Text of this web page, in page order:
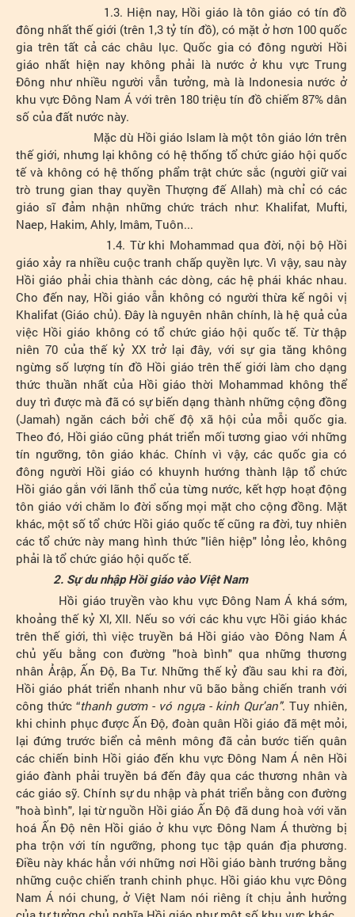
1.3. Hiện nay, Hồi giáo là tôn giáo có tín đồ
đông nhất thế giới (trên 1,3 tỷ tín đồ), có mặt ở hơn 100 quốc
gia trên tất cả các châu lục. Quốc gia có đông người Hồi
giáo nhất hiện nay không phải là nước ở khu vực Trung
Đông như nhiều người vẫn tưởng, mà là Indonesia nước ở
khu vực Đông Nam Á với trên 180 triệu tín đồ chiếm 87% dân
số của đất nước này.
Mặc dù Hồi giáo Islam là một tôn giáo lớn trên
thế giới, nhưng lại không có hệ thống tổ chức giáo hội quốc
tế và không có hệ thống phẩm trật chức sắc (người giữ vai
trò trung gian thay quyền Thượng đế Allah) mà chỉ có các
giáo sĩ đảm nhận những chức trách như: Khalifat, Mufti,
Naep, Hakim, Ahly, Imâm, Tuôn...
1.4. Từ khi Mohammad qua đời, nội bộ Hồi
giáo xảy ra nhiều cuộc tranh chấp quyền lực. Vì vậy, sau này
Hồi giáo phải chia thành các dòng, các hệ phái khác nhau.
Cho đến nay, Hồi giáo vẫn không có người thừa kế ngôi vị
Khalifat (Giáo chủ). Đây là nguyên nhân chính, là hệ quả của
việc Hồi giáo không có tổ chức giáo hội quốc tế. Từ thập
niên 70 của thế kỷ XX trở lại đây, với sự gia tăng không
ngừng số lượng tín đồ Hồi giáo trên thế giới làm cho dạng
thức thuần nhất của Hồi giáo thời Mohammad không thể
duy trì được mà đã có sự biến dạng thành những cộng đồng
(Jamah) ngăn cách bởi chế độ xã hội của mỗi quốc gia.
Theo đó, Hồi giáo cũng phát triển mối tương giao với những
tín ngưỡng, tôn giáo khác. Chính vì vậy, các quốc gia có
đông người Hồi giáo có khuynh hướng thành lập tổ chức
Hồi giáo gắn với lãnh thổ của từng nước, kết hợp hoạt động
tôn giáo với chăm lo đời sống mọi mặt cho cộng đồng. Mặt
khác, một số tổ chức Hồi giáo quốc tế cũng ra đời, tuy nhiên
các tổ chức này mang hình thức "liên hiệp" lỏng lẻo, không
phải là tổ chức giáo hội quốc tế.
2. Sự du nhập Hồi giáo vào Việt Nam
Hồi giáo truyền vào khu vực Đông Nam Á khá sớm,
khoảng thế kỷ XI, XII. Nếu so với các khu vực Hồi giáo khác
trên thế giới, thì việc truyền bá Hồi giáo vào Đông Nam Á
chủ yếu bằng con đường "hoà bình" qua những thương
nhân Ảrập, Ấn Độ, Ba Tư. Những thế kỷ đầu sau khi ra đời,
Hồi giáo phát triển nhanh như vũ bão bằng chiến tranh với
công thức “thanh gươm - vó ngựa - kinh Qur'an". Tuy nhiên,
khi chinh phục được Ấn Độ, đoàn quân Hồi giáo đã mệt mỏi,
lại đứng trước biển cả mênh mông đã cản bước tiến quân
các chiến binh Hồi giáo đến khu vực Đông Nam Á nên Hồi
giáo đành phải truyền bá đến đây qua các thương nhân và
các giáo sỹ. Chính sự du nhập và phát triển bằng con đường
"hoà bình", lại từ nguồn Hồi giáo Ấn Độ đã dung hoà với văn
hoá Ấn Độ nên Hồi giáo ở khu vực Đông Nam Á thường bị
pha trộn với tín ngưỡng, phong tục tập quán địa phương.
Điều này khác hẳn với những nơi Hồi giáo bành trướng bằng
những cuộc chiến tranh chinh phục. Hồi giáo khu vực Đông
Nam Á nói chung, ở Việt Nam nói riêng ít chịu ảnh hưởng